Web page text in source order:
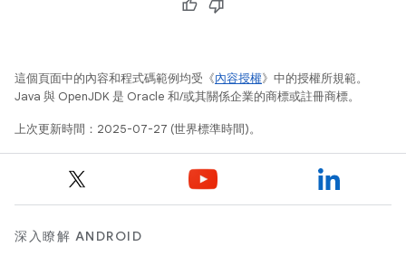
這個頁面中的內容和程式碼範例均受《內容授權》中的授權所規範。
Java 與 OpenJDK 是 Oracle 和/或其關係企業的商標或註冊商標。
上次更新時間：2025-07-27 (世界標準時間)。
深入瞭解 ANDROID